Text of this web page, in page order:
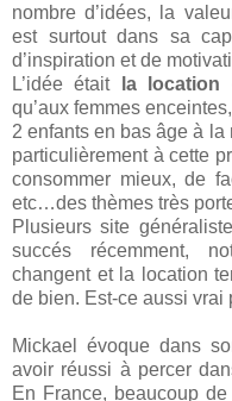
nombre d’idées, la
est surtout dans sa
d’inspiration et de
L’idée était
la location
qu’aux femmes
2 enfants en bas âge à
particulièrement à cette
consommer mieux, de
etc…des thèmes très
Plusieurs site
succés récemment,
changent et la location
de bien. Est-ce aussi vrai
Mickael évoque dans
avoir réussi à percer
En France, beaucoup